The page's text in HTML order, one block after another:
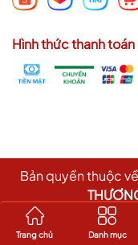
Hình thức thanh toán
Bản quyền thuộc về
Trang chủ Danh mục